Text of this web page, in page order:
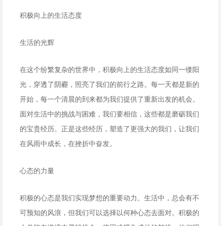
经历。正是这些经历，塑造了更强大的我们，让我们在风雨中成长，在
中，总会有不
积极向上的生活态度
生活的光辉
在这个纷繁复杂的世界中，积极向上的生活态度如同一缕阳
光，穿透了阴霾，照亮了我们的前行之路。每一天都是新的
开始，每一个清晨的到来都为我们提供了重新出发的机会。
面对生活中的挑战与困难，我们要相信，这些都是磨砺我们
的宝贵经历。正是这些经历，塑造了更强大的我们，让我们
在风雨中成长，在挫折中奋发。
心态的力量
积极的心态是我们实现梦想的重要动力。生活中，总会有不
可预知的风浪，但我们可以选择以何种心态去面对。积极的